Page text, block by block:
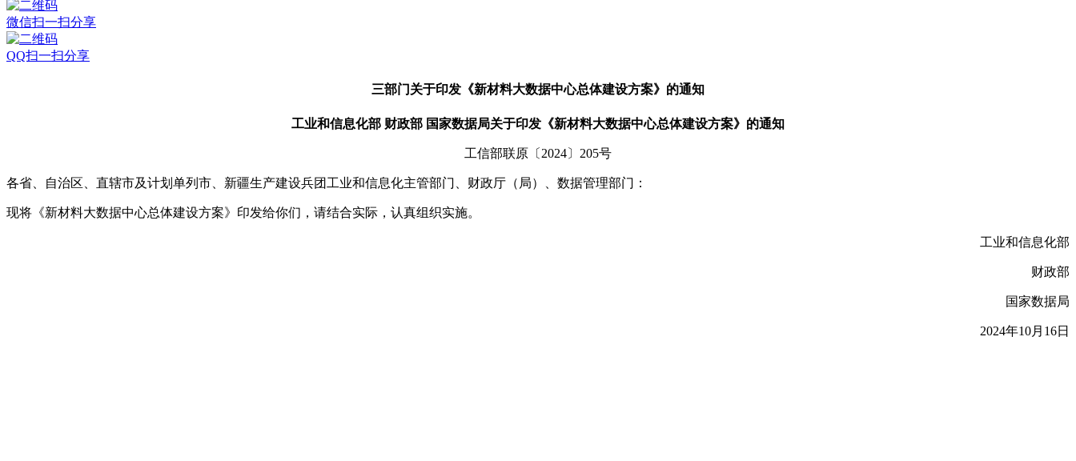
微信扫一扫分享
QQ扫一扫分享
三部门关于印发《新材料大数据中心总体建设方案》的通知
工业和信息化部 财政部 国家数据局关于印发《新材料大数据中心总体建设方案》的通知
工信部联原〔2024〕205号
各省、自治区、直辖市及计划单列市、新疆生产建设兵团工业和信息化主管部门、财政厅（局）、数据管理部门：
现将《新材料大数据中心总体建设方案》印发给你们，请结合实际，认真组织实施。
工业和信息化部
财政部
国家数据局
2024年10月16日